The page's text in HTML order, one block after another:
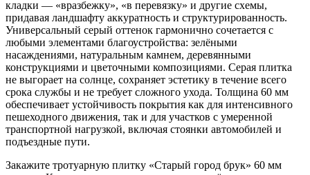
кладки — «вразбежку», «в перевязку» и другие схемы,
придавая ландшафту аккуратность и структурированность.
Универсальный серый оттенок гармонично сочетается с
любыми элементами благоустройства: зелёными
насаждениями, натуральным камнем, деревянными
конструкциями и цветочными композициями. Серая плитка
не выгорает на солнце, сохраняет эстетику в течение всего
срока службы и не требует сложного ухода. Толщина 60 мм
обеспечивает устойчивость покрытия как для интенсивного
пешеходного движения, так и для участков с умеренной
транспортной нагрузкой, включая стоянки автомобилей и
подъездные пути.
Закажите тротуарную плитку «Старый город брук» 60 мм